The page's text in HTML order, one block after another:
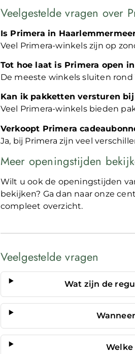
Veelgestelde vragen over
Is Primera in
Veel Primera-winkels zijn op
Tot hoe laat is Primera open
De meeste winkels sluiten
Kan ik pakketten versturen bij
Veel Primera-winkels bieden
Verkoopt Primera
Ja, bij Primera zijn veel
Meer openingstijden
Wilt u ook de openingstijden
bekijken? Ga dan naar onze
compleet overzicht.
Veelgestelde vragen
Wat zijn de